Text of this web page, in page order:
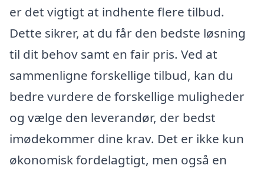
er det vigtigt at indhente flere tilbud.
Dette sikrer, at du får den bedste løsning
til dit behov samt en fair pris. Ved at
sammenligne forskellige tilbud, kan du
bedre vurdere de forskellige muligheder
og vælge den leverandør, der bedst
imødekommer dine krav. Det er ikke kun
økonomisk fordelagtigt, men også en